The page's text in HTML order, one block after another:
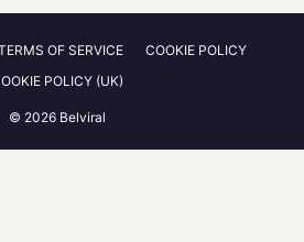
OF SERVICE
COOKIE POLICY
POLICY (UK)
© 2026 Belviral